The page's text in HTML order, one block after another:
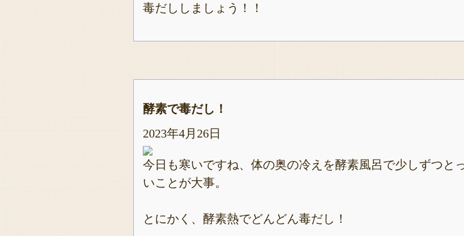
毒だししましょう！！
酵素で毒だし！
2023年4月26日
今日も寒いですね、体の奥の冷えを酵素風呂で少しずつと
いことが大事。
とにかく、酵素熱でどんどん毒だし！